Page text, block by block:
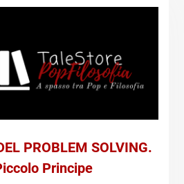
PROBLEM SOLVING.
Principe